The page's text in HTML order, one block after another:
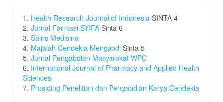
1. Health Research Journal of Indonesia SINTA 4
2. Jurnal Farmasi SYIFA Sinta 6
3. Sains Medisina
4. Majalah Cendekia Mengabdi Sinta 5
5. Jurnal Pengabdian Masyarakat WPC
6. International Journal of Pharmacy and Applied Health
Sciences
7. Prosiding Penelitian dan Pengabdian Karya Cendekia